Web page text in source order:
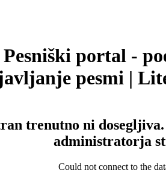
Pesniški portal -
pesmi |
trenutno ni
administratorja
Could not connect to the